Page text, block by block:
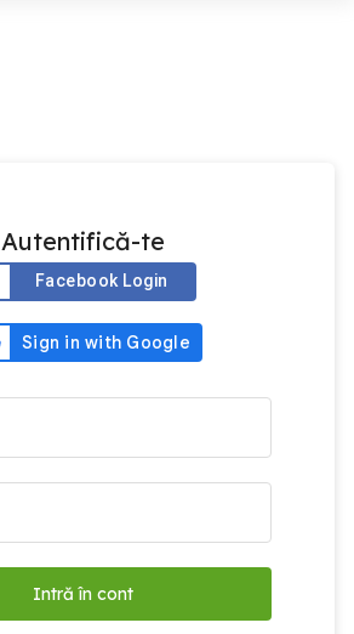
Autentifică-te
Facebook Login